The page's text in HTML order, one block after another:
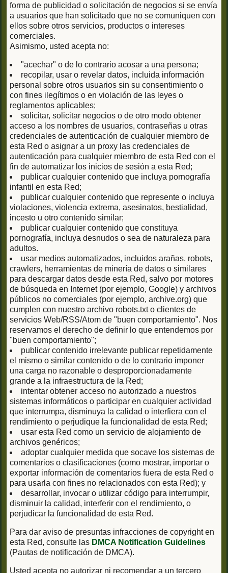
forma de publicidad o solicitación de negocios si se envía
a usuarios que han solicitado que no se comuniquen con
ellos sobre otros servicios, productos o intereses
comerciales.
Asimismo, usted acepta no:
"acechar" o de lo contrario acosar a una persona;
recopilar, usar o revelar datos, incluida información
personal sobre otros usuarios sin su consentimiento o
con fines ilegítimos o en violación de las leyes o
reglamentos aplicables;
solicitar, solicitar negocios o de otro modo obtener
acceso a los nombres de usuarios, contraseñas u otras
credenciales de autenticación de cualquier miembro de
esta Red o asignar a un proxy las credenciales de
autenticación para cualquier miembro de esta Red con el
fin de automatizar los inicios de sesión a esta Red;
publicar cualquier contenido que incluya pornografía
infantil en esta Red;
publicar cualquier contenido que represente o incluya
violaciones, violencia extrema, asesinatos, bestialidad,
incesto u otro contenido similar;
publicar cualquier contenido que constituya
pornografía, incluya desnudos o sea de naturaleza para
adultos.
usar medios automatizados, incluidos arañas, robots,
crawlers, herramientas de minería de datos o similares
para descargar datos desde esta Red, salvo por motores
de búsqueda en Internet (por ejemplo, Google) y archivos
públicos no comerciales (por ejemplo, archive.org) que
cumplen con nuestro archivo robots.txt o clientes de
servicios Web/RSS/Atom de "buen comportamiento". Nos
reservamos el derecho de definir lo que entendemos por
"buen comportamiento";
publicar contenido irrelevante publicar repetidamente
el mismo o similar contenido o de lo contrario imponer
una carga no razonable o desproporcionadamente
grande a la infraestructura de la Red;
intentar obtener acceso no autorizado a nuestros
sistemas informáticos o participar en cualquier actividad
que interrumpa, disminuya la calidad o interfiera con el
rendimiento o perjudique la funcionalidad de esta Red;
usar esta Red como un servicio de alojamiento de
archivos genéricos;
adoptar cualquier medida que socave los sistemas de
comentarios o clasificaciones (como mostrar, importar o
exportar información de comentarios fuera de esta Red o
para usarla con fines no relacionados con esta Red); y
desarrollar, invocar o utilizar código para interrumpir,
disminuir la calidad, interferir con el rendimiento, o
perjudicar la funcionalidad de esta Red.
Para dar aviso de presuntas infracciones de copyright en
esta Red, consulte las DMCA Notification Guidelines
(Pautas de notificación de DMCA).
Usted acepta no autorizar ni recomendar a un tercero